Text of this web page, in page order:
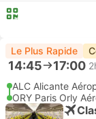
Le Plus Rapide
14:45 17:00
ALC Alicante
ORY Paris Orly